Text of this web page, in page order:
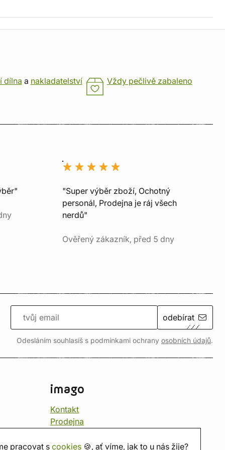
pracovat s cookies 🍪, ať víme, jak to u nás žije?
dílna a nakladatelství Vždy pečlivě zabaleno
"Super výběr zboží, Ochotný
personál, Prodejna je ráj všech
nerdů"
Ověřený zákazník, před 5 dny
odebírat
Odesláním souhlasíš s podmínkami ochrany osobních údajů.
imago
Kontakt
Prodejna
O nás